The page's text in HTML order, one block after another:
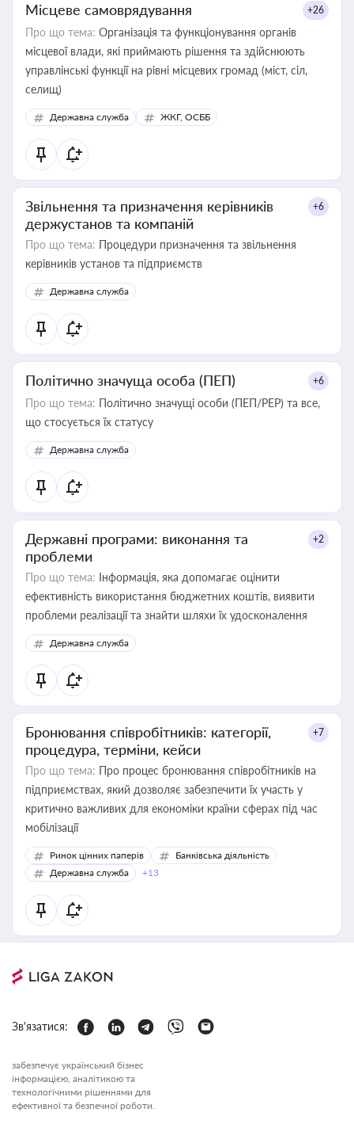
Місцеве самоврядування +26
Про що тема: Організація та функціонування органів
місцевої влади, які приймають рішення та здійснюють
управлінські функції на рівні місцевих громад (міст, сіл,
селищ)
Державна служба ЖКГ, ОСББ
Звільнення та призначення керівників
держустанов та компаній
+6
Про що тема: Процедури призначення та звільнення
керівників установ та підприємств
Державна служба
Політично значуща особа (ПЕП) +6
Про що тема: Політично значущі особи (ПЕП/PEP) та все,
що стосується їх статусу
Державна служба
Державні програми: виконання та
проблеми
+2
Про що тема: Інформація, яка допомагає оцінити
ефективність використання бюджетних коштів, виявити
проблеми реалізації та знайти шляхи їх удосконалення
Державна служба
Бронювання співробітників: категорії,
процедура, терміни, кейси
+7
Про що тема: Про процес бронювання співробітників на
підприємствах, який дозволяє забезпечити їх участь у
критично важливих для економіки країни сферах під час
мобілізації
Ринок цінних паперів
Банківська діяльність
Державна служба
+13
Зв'язатися:
забезпечує український бізнес
інформацією, аналітикою та
технологічними рішеннями для
ефективної та безпечної роботи.